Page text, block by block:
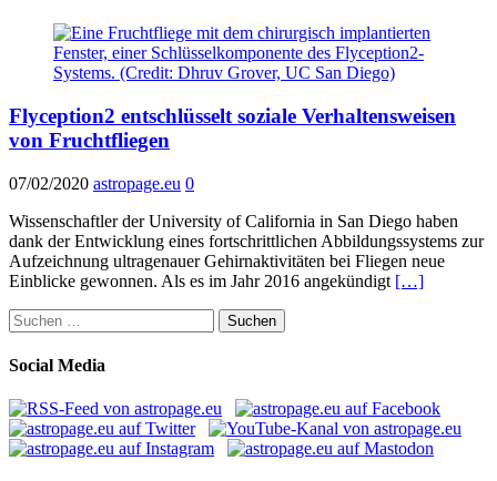
Flyception2 entschlüsselt soziale Verhaltensweisen
von Fruchtfliegen
07/02/2020 astropage.eu 0
Wissenschaftler der University of California in San Diego haben
dank der Entwicklung eines fortschrittlichen Abbildungssystems zur
Aufzeichnung ultragenauer Gehirnaktivitäten bei Fliegen neue
Einblicke gewonnen. Als es im Jahr 2016 angekündigt […]
Suchen
nach:
Social Media